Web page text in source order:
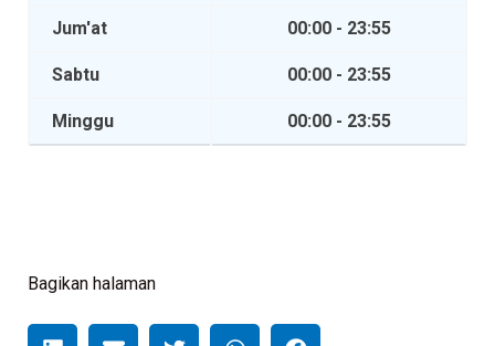
Jum'at 00:00 - 23:55
Sabtu 00:00 - 23:55
Minggu 00:00 - 23:55
Bagikan halaman